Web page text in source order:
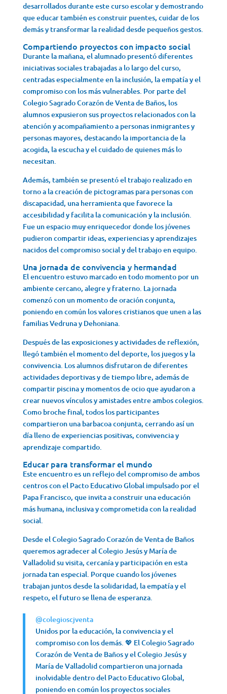
desarrollados durante este curso escolar y demostrando
que educar también es construir puentes, cuidar de los
demás y transformar la realidad desde pequeños gestos.
Compartiendo proyectos con impacto social
Durante la mañana, el alumnado presentó diferentes
iniciativas sociales trabajadas a lo largo del curso,
centradas especialmente en la inclusión, la empatía y el
compromiso con los más vulnerables. Por parte del
Colegio Sagrado Corazón de Venta de Baños, los
alumnos expusieron sus proyectos relacionados con la
atención y acompañamiento a personas inmigrantes y
personas mayores, destacando la importancia de la
acogida, la escucha y el cuidado de quienes más lo
necesitan.
Además, también se presentó el trabajo realizado en
torno a la creación de pictogramas para personas con
discapacidad, una herramienta que favorece la
accesibilidad y facilita la comunicación y la inclusión.
Fue un espacio muy enriquecedor donde los jóvenes
pudieron compartir ideas, experiencias y aprendizajes
nacidos del compromiso social y del trabajo en equipo.
Una jornada de convivencia y hermandad
El encuentro estuvo marcado en todo momento por un
ambiente cercano, alegre y fraterno. La jornada
comenzó con un momento de oración conjunta,
poniendo en común los valores cristianos que unen a las
familias Vedruna y Dehoniana.
Después de las exposiciones y actividades de reflexión,
llegó también el momento del deporte, los juegos y la
convivencia. Los alumnos disfrutaron de diferentes
actividades deportivas y de tiempo libre, además de
compartir piscina y momentos de ocio que ayudaron a
crear nuevos vínculos y amistades entre ambos colegios.
Como broche final, todos los participantes
compartieron una barbacoa conjunta, cerrando así un
día lleno de experiencias positivas, convivencia y
aprendizaje compartido.
Educar para transformar el mundo
Este encuentro es un reflejo del compromiso de ambos
centros con el Pacto Educativo Global impulsado por el
Papa Francisco, que invita a construir una educación
más humana, inclusiva y comprometida con la realidad
social.
Desde el Colegio Sagrado Corazón de Venta de Baños
queremos agradecer al Colegio Jesús y María de
Valladolid su visita, cercanía y participación en esta
jornada tan especial. Porque cuando los jóvenes
trabajan juntos desde la solidaridad, la empatía y el
respeto, el futuro se llena de esperanza.
@colegioscjventa
Unidos por la educación, la convivencia y el
compromiso con los demás. 💖 El Colegio Sagrado
Corazón de Venta de Baños y el Colegio Jesús y
María de Valladolid compartieron una jornada
inolvidable dentro del Pacto Educativo Global,
poniendo en común los proyectos sociales